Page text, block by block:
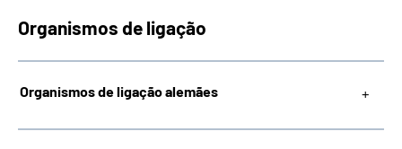
Organismos de ligação
Organismos de ligação alemães